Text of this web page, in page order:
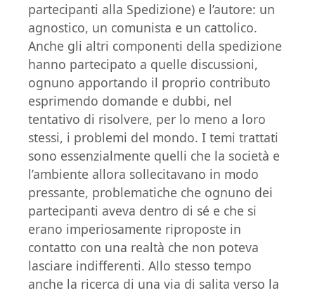
partecipanti alla Spedizione) e l’autore: un
agnostico, un comunista e un cattolico.
Anche gli altri componenti della spedizione
hanno partecipato a quelle discussioni,
ognuno apportando il proprio contributo
esprimendo domande e dubbi, nel
tentativo di risolvere, per lo meno a loro
stessi, i problemi del mondo. I temi trattati
sono essenzialmente quelli che la società e
l’ambiente allora sollecitavano in modo
pressante, problematiche che ognuno dei
partecipanti aveva dentro di sé e che si
erano imperiosamente riproposte in
contatto con una realtà che non poteva
lasciare indifferenti. Allo stesso tempo
anche la ricerca di una via di salita verso la